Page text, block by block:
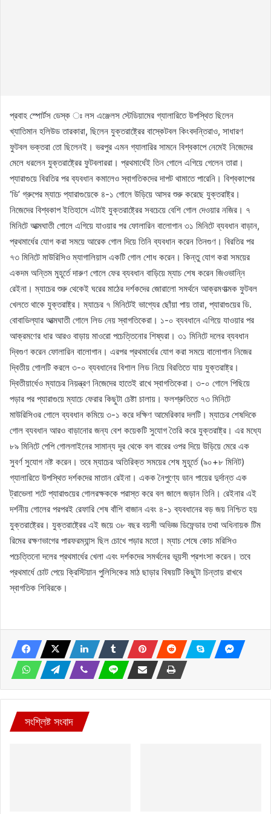
প্রবাহ স্পোর্টস ডেস্ক ঃ লস এঞ্জেলস স্টেডিয়ামের গ্যালারিতে উপস্থিত ছিলেন
খ্যাতিমান হলিউড তারকারা, ছিলেন যুক্তরাষ্ট্রের বাস্কেটবল কিংবদন্তিরাও, সাধারণ
ফুটবল ভক্তরা তো ছিলেনই। ভরপুর এমন গ্যালারির সামনে বিশ্বকাপে নেমেই নিজেদের
মেলে ধরলেন যুক্তরাষ্ট্রের ফুটবলাররা। প্রথমার্ধেই তিন গোলে এগিয়ে গেলেন তারা।
প্যারাগুয়ে বিরতির পর ব্যবধান কমালেও স্বাগতিকদের দাপট থামাতে পারেনি। বিশ্বকাপের
‘ডি’ গ্রুপের ম্যাচে প্যারাগুয়েকে ৪-১ গোলে উড়িয়ে আসর শুরু করেছে যুক্তরাষ্ট্র।
নিজেদের বিশ্বকাপ ইতিহাসে এটাই যুক্তরাষ্ট্রের সবচেয়ে বেশি গোল দেওয়ার নজির। ৭
মিনিটে আত্মঘাতী গোলে এগিয়ে যাওয়ার পর ফোলারিন বালোগান ৩১ মিনিটে ব্যবধান বাড়ান,
প্রথমার্ধের যোগ করা সময়ে আরেক গোল দিয়ে তিনি ব্যবধান করেন তিনগুণ। বিরতির পর
৭৩ মিনিটে মাউরিসিও ম্যাগালিয়াস একটি গোল শোধ করেন। কিন্তু যোগ করা সময়ের
একদম অন্তিম মুহূর্তে দারুণ গোলে ফের ব্যবধান বাড়িয়ে ম্যাচ শেষ করেন জিওভান্নি
রেইনা। ম্যাচের শুরু থেকেই ঘরের মাঠের দর্শকদের জোরালো সমর্থনে আক্রমণাত্মক ফুটবল
খেলতে থাকে যুক্তরাষ্ট্র। ম্যাচের ৭ মিনিটেই ভাগ্যের ছোঁয়া পায় তারা, প্যারাগুয়ের ডি.
বোবাডিল্যার আত্মঘাতী গোলে লিড নেয় স্বাগতিকেরা। ১-০ ব্যবধানে এগিয়ে যাওয়ার পর
আক্রমণের ধার আরও বাড়ায় মাওরো পচেত্তিনোর শিষ্যরা। ৩১ মিনিটে দলের ব্যবধান
দ্বিগুণ করেন ফোলারিন বালোগান। এরপর প্রথমার্ধের যোগ করা সময়ে বালোগান নিজের
দ্বিতীয় গোলটি করলে ৩-০ ব্যবধানের বিশাল লিড নিয়ে বিরতিতে যায় যুক্তরাষ্ট্র।
দ্বিতীয়ার্ধেও ম্যাচের নিয়ন্ত্রণ নিজেদের হাতেই রাখে স্বাগতিকেরা। ৩-০ গোলে পিছিয়ে
পড়ার পর প্যারাগুয়ে ম্যাচে ফেরার কিছুটা চেষ্টা চালায়। ফলশ্রুতিতে ৭৩ মিনিটে
মাউরিসিওর গোলে ব্যবধান কমিয়ে ৩-১ করে দক্ষিণ আমেরিকার দলটি। ম্যাচের শেষদিকে
গোল ব্যবধান আরও বাড়ানোর জন্য বেশ কয়েকটি সুযোগ তৈরি করে যুক্তরাষ্ট্র। এর মধ্যে
৮৯ মিনিটে পেপি গোললাইনের সামান্য দূর থেকে বল বারের ওপর দিয়ে উড়িয়ে মেরে এক
সুবর্ণ সুযোগ নষ্ট করেন। তবে ম্যাচের অতিরিক্ত সময়ের শেষ মুহূর্তে (৯০+৮ মিনিট)
গ্যালারিতে উপস্থিত দর্শকদের মাতান রেইনা। একক নৈপুণ্যে ডান পায়ের দুর্দান্ত এক
ট্রাভেলা শটে প্যারাগুয়ের গোলরক্ষককে পরাস্ত করে বল জালে জড়ান তিনি। রেইনার এই
দর্শনীয় গোলের পরপরই রেফারি শেষ বাঁশি বাজান এবং ৪-১ ব্যবধানের বড় জয় নিশ্চিত হয়
যুক্তরাষ্ট্রের। যুক্তরাষ্ট্রের এই জয়ে ৩৮ বছর বয়সী অভিজ্ঞ ডিফেন্ডার তথা অধিনায়ক টিম
রিমের রক্ষণভাগের পারফরম্যান্স ছিল চোখে পড়ার মতো। ম্যাচ শেষে কোচ মরিসিও
পচেত্তিনো দলের প্রথমার্ধের খেলা এবং দর্শকদের সমর্থনের ভূয়সী প্রশংসা করেন। তবে
প্রথমার্ধে চোট পেয়ে ক্রিস্টিয়ান পুলিসিকের মাঠ ছাড়ার বিষয়টি কিছুটা চিন্তায় রাখবে
স্বাগতিক শিবিরকে।
সংশ্লিষ্ট সংবাদ